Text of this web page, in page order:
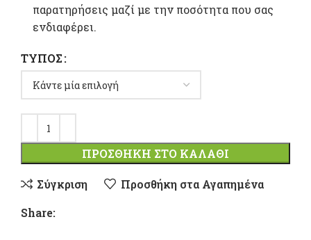
παρατηρήσεις μαζί με την ποσότητα που σας
ενδιαφέρει.
ΤΎΠΟΣ
ΠΡΟΣΘΉΚΗ ΣΤΟ ΚΑΛΆΘΙ
Σύγκριση
Προσθήκη στα Αγαπημένα
Share: